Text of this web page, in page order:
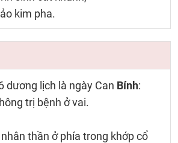
kim pha.
dương lịch là ngày Can Bính:
trị bệnh ở vai.
thần ở phía trong khớp cổ